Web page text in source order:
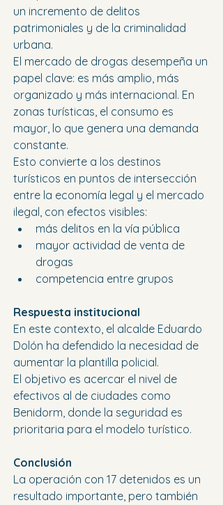
un incremento de delitos
patrimoniales y de la criminalidad
urbana.
El mercado de drogas desempeña un
papel clave: es más amplio, más
organizado y más internacional. En
zonas turísticas, el consumo es
mayor, lo que genera una demanda
constante.
Esto convierte a los destinos
turísticos en puntos de intersección
entre la economía legal y el mercado
ilegal, con efectos visibles:
más delitos en la vía pública
mayor actividad de venta de
drogas
competencia entre grupos
Respuesta institucional
En este contexto, el alcalde Eduardo
Dolón ha defendido la necesidad de
aumentar la plantilla policial.
El objetivo es acercar el nivel de
efectivos al de ciudades como
Benidorm, donde la seguridad es
prioritaria para el modelo turístico.
Conclusión
La operación con 17 detenidos es un
resultado importante, pero también